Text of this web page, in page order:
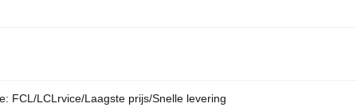
FCL/LCLrvice/Laagste prijs/Snelle levering